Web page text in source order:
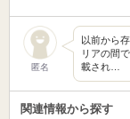
匿名
以前から
リアの間
載され…
関連情報から探す